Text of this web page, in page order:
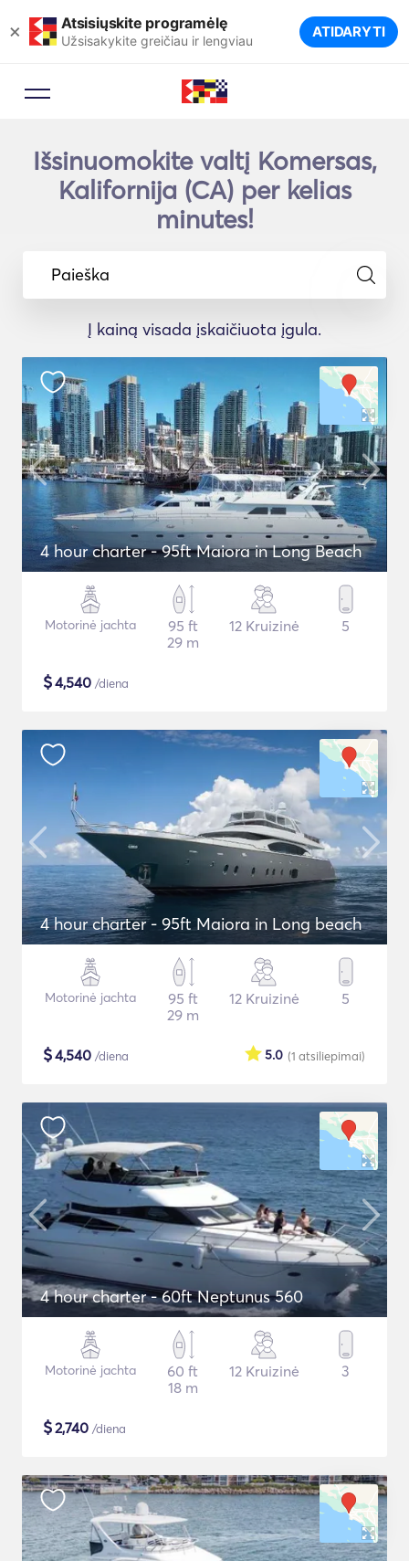
× Atsisiųskite programėlę
Užsisakykite greičiau ir lengviau ATIDARYTI
Išsinuomokite valtį Komersas,
Kalifornija (CA) per kelias
minutes!
Paieška
Į kainą visada įskaičiuota įgula.
4 hour charter - 95ft Maiora in Long Beach
Motorinė jachta
95 ft
29 m
12 Kruizinė 5
$4,540 /diena
4 hour charter - 95ft Maiora in Long beach
Motorinė jachta
95 ft
29 m
12 Kruizinė 5
$4,540 /diena (1 atsiliepimai)
5.0
4 hour charter - 60ft Neptunus 560
Motorinė jachta
60 ft
18 m
12 Kruizinė 3
$2,740 /diena